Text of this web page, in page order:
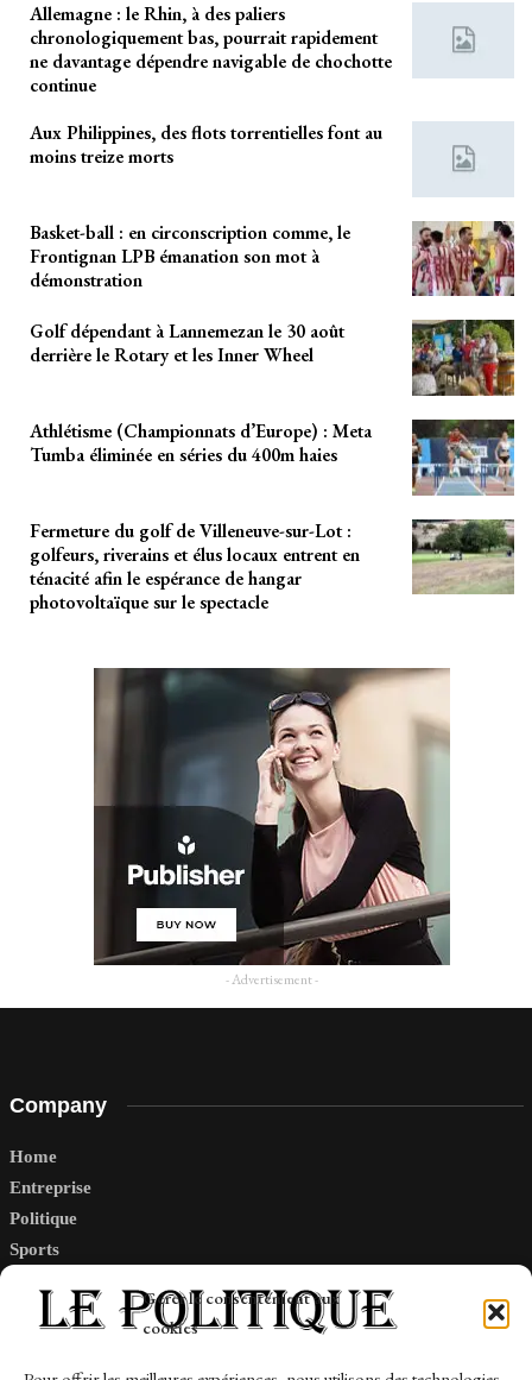
Gérer le consentement aux
cookies
Allemagne : le Rhin, à des paliers
chronologiquement bas, pourrait rapidement
ne davantage dépendre navigable de chochotte
continue
Aux Philippines, des flots torrentielles font au
moins treize morts
Basket-ball : en circonscription comme, le
Frontignan LPB émanation son mot à
démonstration
Golf dépendant à Lannemezan le 30 août
derrière le Rotary et les Inner Wheel
Athlétisme (Championnats d’Europe) : Meta
Tumba éliminée en séries du 400m haies
Fermeture du golf de Villeneuve-sur-Lot :
golfeurs, riverains et élus locaux entrent en
ténacité afin le espérance de hangar
photovoltaïque sur le spectacle
- Advertisement -
Company
Home
Entreprise
Politique
Sports